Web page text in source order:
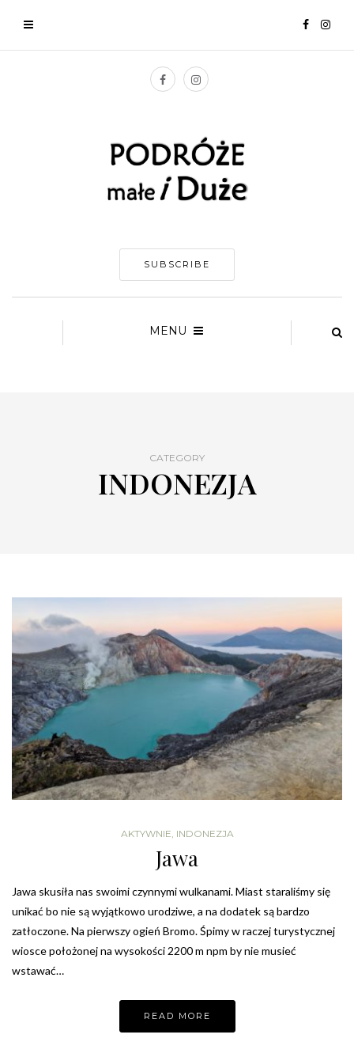
SUBSCRIBE
MENU
CATEGORY
INDONEZJA
AKTYWNIE, INDONEZJA
Jawa
Jawa skusiła nas swoimi czynnymi wulkanami. Miast staraliśmy się
unikać bo nie są wyjątkowo urodziwe, a na dodatek są bardzo
zatłoczone. Na pierwszy ogień Bromo. Śpimy w raczej turystycznej
wiosce położonej na wysokości 2200 m npm by nie musieć
wstawać…
READ MORE